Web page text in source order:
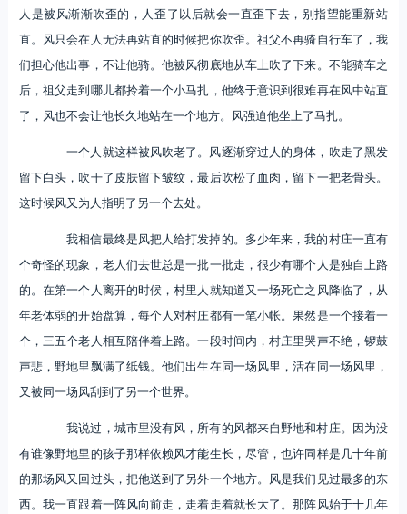
人是被风渐渐吹歪的，人歪了以后就会一直歪下去，别指望能重新站
直。风只会在人无法再站直的时候把你吹歪。祖父不再骑自行车了，我
们担心他出事，不让他骑。他被风彻底地从车上吹了下来。不能骑车之
后，祖父走到哪儿都拎着一个小马扎，他终于意识到很难再在风中站直
了，风也不会让他长久地站在一个地方。风强迫他坐上了马扎。
一个人就这样被风吹老了。风逐渐穿过人的身体，吹走了黑发
留下白头，吹干了皮肤留下皱纹，最后吹松了血肉，留下一把老骨头。
这时候风又为人指明了另一个去处。
我相信最终是风把人给打发掉的。多少年来，我的村庄一直有
个奇怪的现象，老人们去世总是一批一批走，很少有哪个人是独自上路
的。在第一个人离开的时候，村里人就知道又一场死亡之风降临了，从
年老体弱的开始盘算，每个人对村庄都有一笔小帐。果然是一个接着一
个，三五个老人相互陪伴着上路。一段时间内，村庄里哭声不绝，锣鼓
声悲，野地里飘满了纸钱。他们出生在同一场风里，活在同一场风里，
又被同一场风刮到了另一个世界。
我说过，城市里没有风，所有的风都来自野地和村庄。因为没
有谁像野地里的孩子那样依赖风才能生长，尽管，也许同样是几十年前
的那场风又回过头，把他送到了另外一个地方。风是我们见过最多的东
西。我一直跟着一阵风向前走，走着走着就长大了。那阵风始于十几年